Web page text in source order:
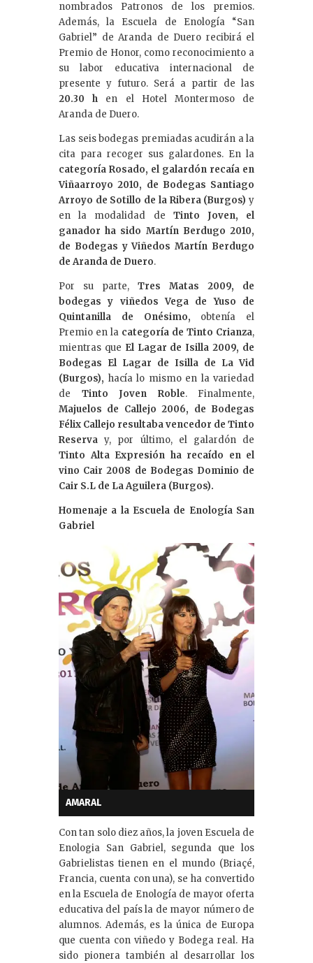
nombrados Patronos de los premios.
Además, la Escuela de Enología “San
Gabriel” de Aranda de Duero recibirá el
Premio de Honor, como reconocimiento a
su labor educativa internacional de
presente y futuro. Será a partir de las
20.30 h en el Hotel Montermoso de
Aranda de Duero.
Las seis bodegas premiadas acudirán a la
cita para recoger sus galardones. En la
categoría Rosado, el galardón recaía en
Viñaarroyo 2010, de Bodegas Santiago
Arroyo de Sotillo de la Ribera (Burgos)y
en la modalidad de Tinto Joven, el
ganador ha sido Martín Berdugo 2010,
de Bodegas y Viñedos Martín Berdugo
de Aranda de Duero.
Por su parte, Tres Matas 2009, de
bodegas y viñedos Vega de Yuso de
Quintanilla de Onésimo, obtenía el
Premio en la categoría de Tinto Crianza,
mientras que El Lagar de Isilla 2009, de
Bodegas El Lagar de Isilla de La Vid
(Burgos), hacía lo mismo en la variedad
de Tinto Joven Roble. Finalmente,
Majuelos de Callejo 2006, de Bodegas
Félix Callejo resultaba vencedor de Tinto
Reserva y, por último, el galardón de
Tinto Alta Expresión ha recaído en el
vino Cair 2008 de Bodegas Dominio de
Cair S.L de La Aguilera (Burgos).
Homenaje a la Escuela de Enología San
Gabriel
AMARAL
Con tan solo diez años, la joven Escuela de
Enologia San Gabriel, segunda que los
Gabrielistas tienen en el mundo (Briaçé,
Francia, cuenta con una), se ha convertido
en la Escuela de Enología de mayor oferta
educativa del país la de mayor número de
alumnos. Además, es la única de Europa
que cuenta con viñedo y Bodega real. Ha
sido pionera también al desarrollar los